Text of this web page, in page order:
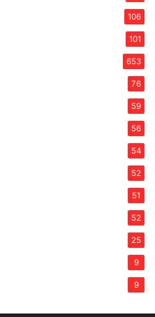
106
101
653
76
59
56
54
52
51
52
25
9
9